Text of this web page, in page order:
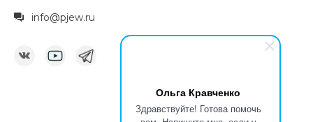
Ольга Кравченко
Здравствуйте! Готова помочь
info@pjew.ru